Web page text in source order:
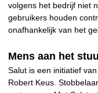
volgens het bedrijf niet
gebruikers houden
onafhankelijk van het
Mens aan het
Salut is een initiatief van
Robert Keus.